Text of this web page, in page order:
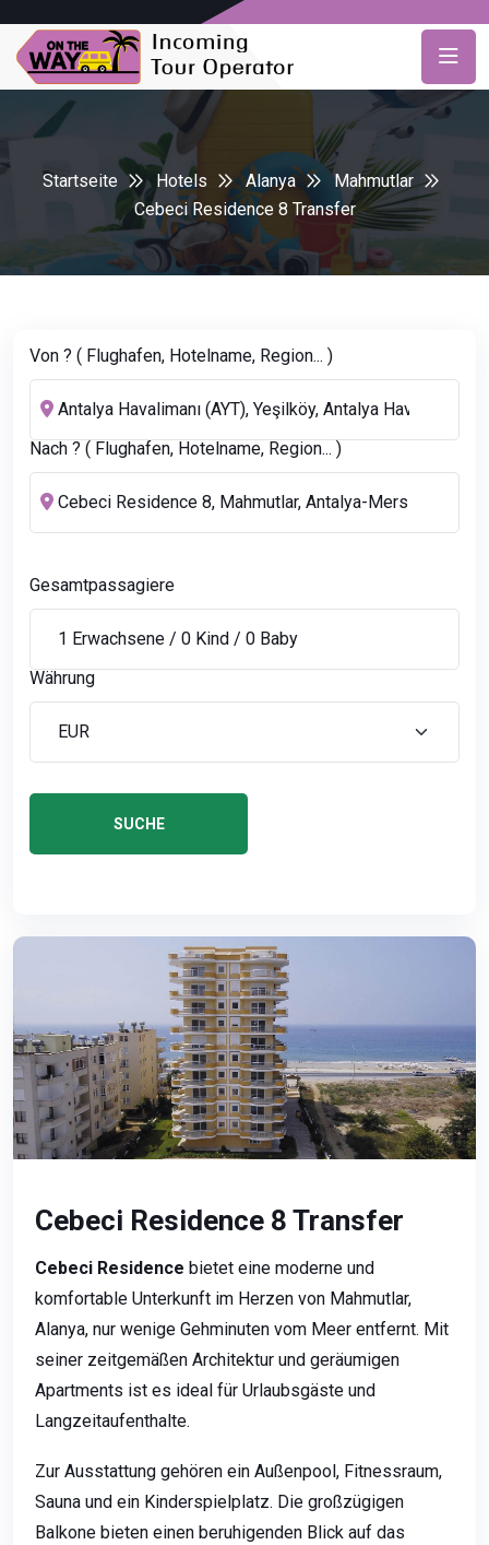
Startseite Hotels Alanya
Mahmutlar
Cebeci Residence 8 Transfer
Von ? ( Flughafen, Hotelname, Region... )
Nach ? ( Flughafen, Hotelname, Region... )
Gesamtpassagiere
Währung
SUCHE
Cebeci Residence 8 Transfer
Cebeci Residence bietet eine moderne und
komfortable Unterkunft im Herzen von Mahmutlar,
Alanya, nur wenige Gehminuten vom Meer entfernt. Mit
seiner zeitgemäßen Architektur und geräumigen
Apartments ist es ideal für Urlaubsgäste und
Langzeitaufenthalte.
Zur Ausstattung gehören ein Außenpool, Fitnessraum,
Sauna und ein Kinderspielplatz. Die großzügigen
Balkone bieten einen beruhigenden Blick auf das